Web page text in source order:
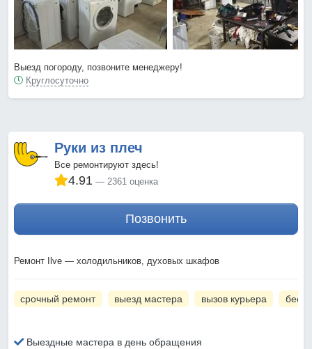
Выезд погороду, позвоните менеджеру!
Круглосуточно
Руки из плеч
Все ремонтируют здесь!
4.91 2361 оценка
Позвонить
Ремонт Ilve — холодильников, духовых шкафов
срочный ремонт выезд мастера вызов курьера
Выездные мастера в день обращения